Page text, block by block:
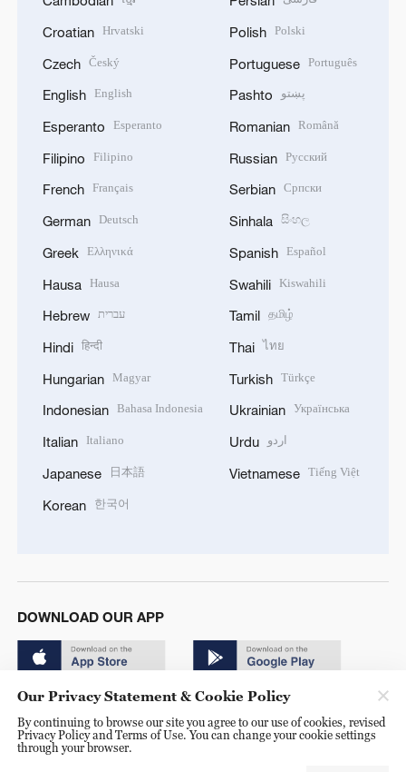
Croatian Hrvatski
Czech Český
English English
Esperanto Esperanto
Filipino Filipino
French Français
German Deutsch
Greek Ελληνικά
Hausa Hausa
Hebrew עברית
Hindi हिन्दी
Hungarian Magyar
Indonesian Bahasa Indonesia
Italian Italiano
Japanese 日本語
Korean 한국어
Polish Polski
Portuguese Português
Pashto پښتو
Romanian Română
Russian Русский
Serbian Српски
Sinhala සිංහල
Spanish Español
Swahili Kiswahili
Tamil தமிழ்
Thai ไทย
Turkish Türkçe
Ukrainian Українська
Urdu اردو
Vietnamese Tiếng Việt
DOWNLOAD OUR APP
© China Radio International.CRI. All Rights Reserved. 16A
Our Privacy Statement & Cookie Policy
By continuing to browse our site you agree to our use of cookies, revised
Privacy Policy and Terms of Use. You can change your cookie settings
through your browser.